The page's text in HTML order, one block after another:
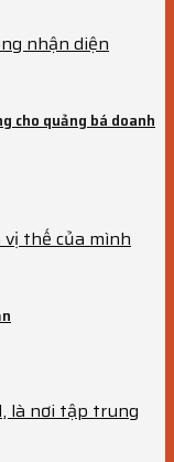
nhận diện
cho quảng bá doanh
thế của mình
là nơi tập trung